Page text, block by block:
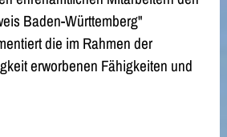
Baden-Württemberg"
die im Rahmen der
erworbenen Fähigkeiten und